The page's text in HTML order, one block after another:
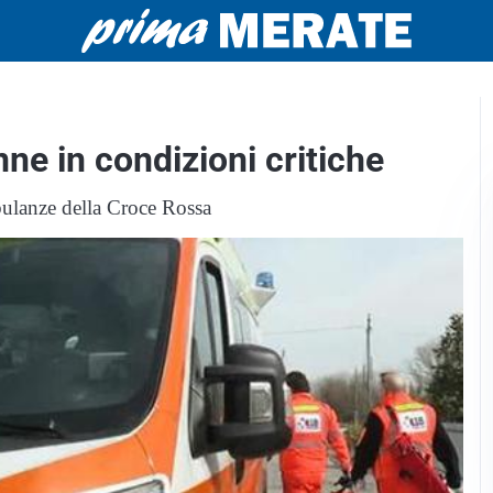
in condizioni critiche
della Croce Rossa